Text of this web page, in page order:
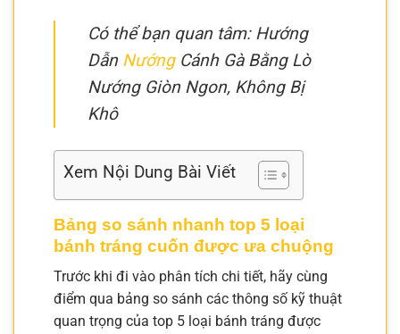
Có thể bạn quan tâm: Hướng
Dẫn NướngCánh Gà Bằng Lò
Nướng Giòn Ngon, Không Bị
Khô
Xem Nội Dung Bài Viết
Bảng so sánh nhanh top 5 loại
bánh tráng cuốn được ưa chuộng
Trước khi đi vào phân tích chi tiết, hãy cùng
điểm qua bảng so sánh các thông số kỹ thuật
quan trọng của top 5 loại bánh tráng được